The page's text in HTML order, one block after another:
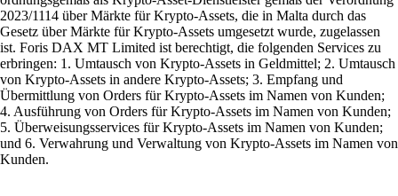
2023/1114 über Märkte für Krypto-Assets, die in Malta durch das
Gesetz über Märkte für Krypto-Assets umgesetzt wurde, zugelassen
ist. Foris DAX MT Limited ist berechtigt, die folgenden Services zu
erbringen: 1. Umtausch von Krypto-Assets in Geldmittel; 2. Umtausch
von Krypto-Assets in andere Krypto-Assets; 3. Empfang und
Übermittlung von Orders für Krypto-Assets im Namen von Kunden;
4. Ausführung von Orders für Krypto-Assets im Namen von Kunden;
5. Überweisungsservices für Krypto-Assets im Namen von Kunden;
und 6. Verwahrung und Verwaltung von Krypto-Assets im Namen von
Kunden.